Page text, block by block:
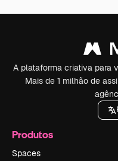
A plataforma criativa para
Mais de 1 milhão de
Produtos
Spaces